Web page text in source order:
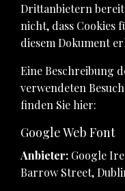
Drittanbietern
nicht, dass Cookies
diesem Dokument
Eine Beschreibung
verwendeten
finden Sie hier:
Google Web Font
Anbieter: Google
Barrow Street,